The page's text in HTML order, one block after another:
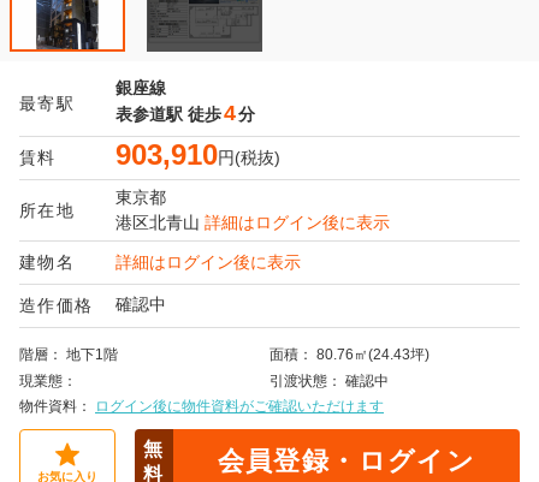
最寄駅
銀座線
表参道駅 徒歩4分
賃料 903,910円(税抜)
所在地
東京都
港区北青山 詳細はログイン後に表示
建物名 詳細はログイン後に表示
造作価格 確認中
階層 地下1階 面積
80.76㎡(24.43坪)
現業態
引渡状態
確認中
物件資料
ログイン後に物件資料がご確認いただけます
お気に入り
無
料
会員登録・ログイン